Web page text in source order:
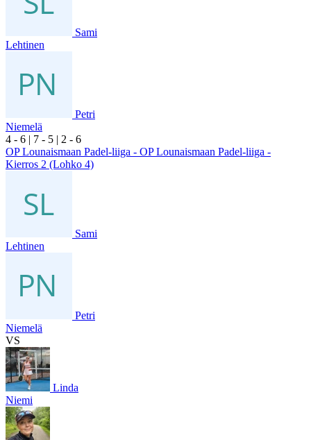
Sami
Lehtinen
Petri
Niemelä
4 - 6 | 7 - 5 | 2 - 6
OP Lounaismaan Padel-liiga - OP Lounaismaan Padel-liiga -
Kierros 2 (Lohko 4)
Sami
Lehtinen
Petri
Niemelä
VS
Linda
Niemi